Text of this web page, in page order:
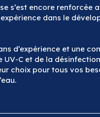
s’est encore renforcée
expérience dans le
d’expérience et une
C et de la désinfection
choix pour tous vos